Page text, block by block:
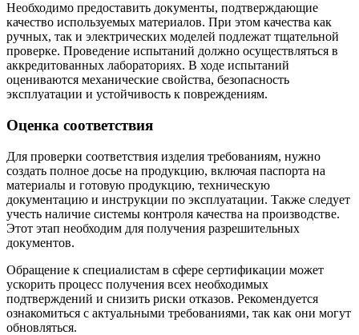
Необходимо предоставить документы, подтверждающие
качество используемых материалов. При этом качества как
ручных, так и электрических моделей подлежат тщательной
проверке. Проведение испытаний должно осуществляться в
аккредитованных лабораториях. В ходе испытаний
оцениваются механические свойства, безопасность
эксплуатации и устойчивость к повреждениям.
Оценка соответствия
Для проверки соответствия изделия требованиям, нужно
создать полное досье на продукцию, включая паспорта на
материалы и готовую продукцию, техническую
документацию и инструкции по эксплуатации. Также следует
учесть наличие системы контроля качества на производстве.
Этот этап необходим для получения разрешительных
документов.
Обращение к специалистам в сфере сертификации может
ускорить процесс получения всех необходимых
подтверждений и снизить риски отказов. Рекомендуется
ознакомиться с актуальными требованиями, так как они могут
обновляться.